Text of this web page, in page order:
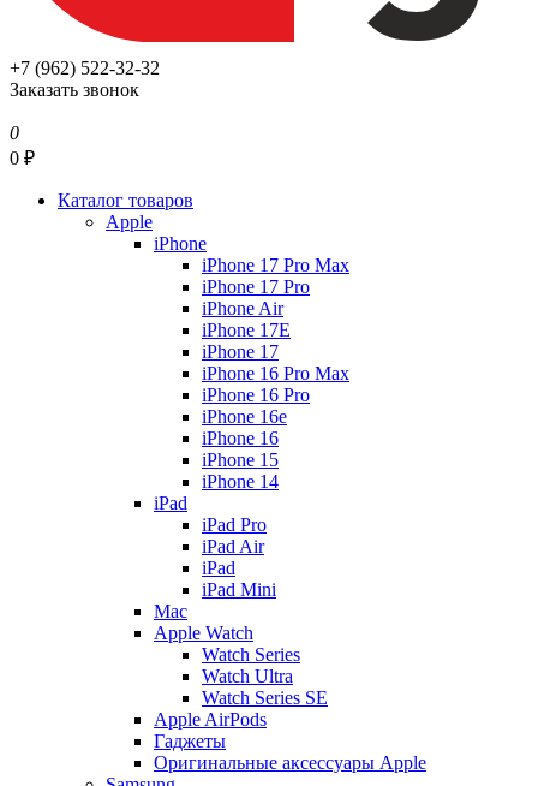
+7 (962) 522-32-32
Заказать звонок
0
0 ₽
Каталог товаров
Apple
iPhone
iPhone 17 Pro Max
iPhone 17 Pro
iPhone Air
iPhone 17E
iPhone 17
iPhone 16 Pro Max
iPhone 16 Pro
iPhone 16e
iPhone 16
iPhone 15
iPhone 14
iPad
iPad Pro
iPad Air
iPad
iPad Mini
Mac
Apple Watch
Watch Series
Watch Ultra
Watch Series SE
Apple AirPods
Гаджеты
Оригинальные аксессуары Apple